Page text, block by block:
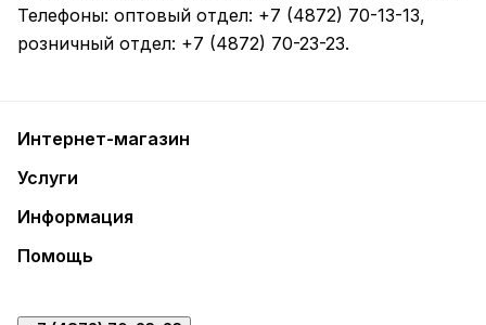
Телефоны: оптовый отдел: +7 (4872) 70-13-13,
розничный отдел: +7 (4872) 70-23-23.
Интернет-магазин
Услуги
Информация
Помощь